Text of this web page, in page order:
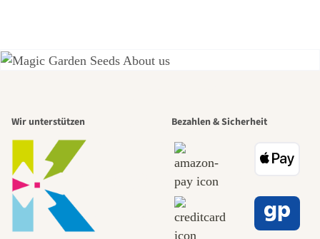
schönsten
Wege zu uns
selbst führt
Wir unterstützen Bezahlen & Sicherheit